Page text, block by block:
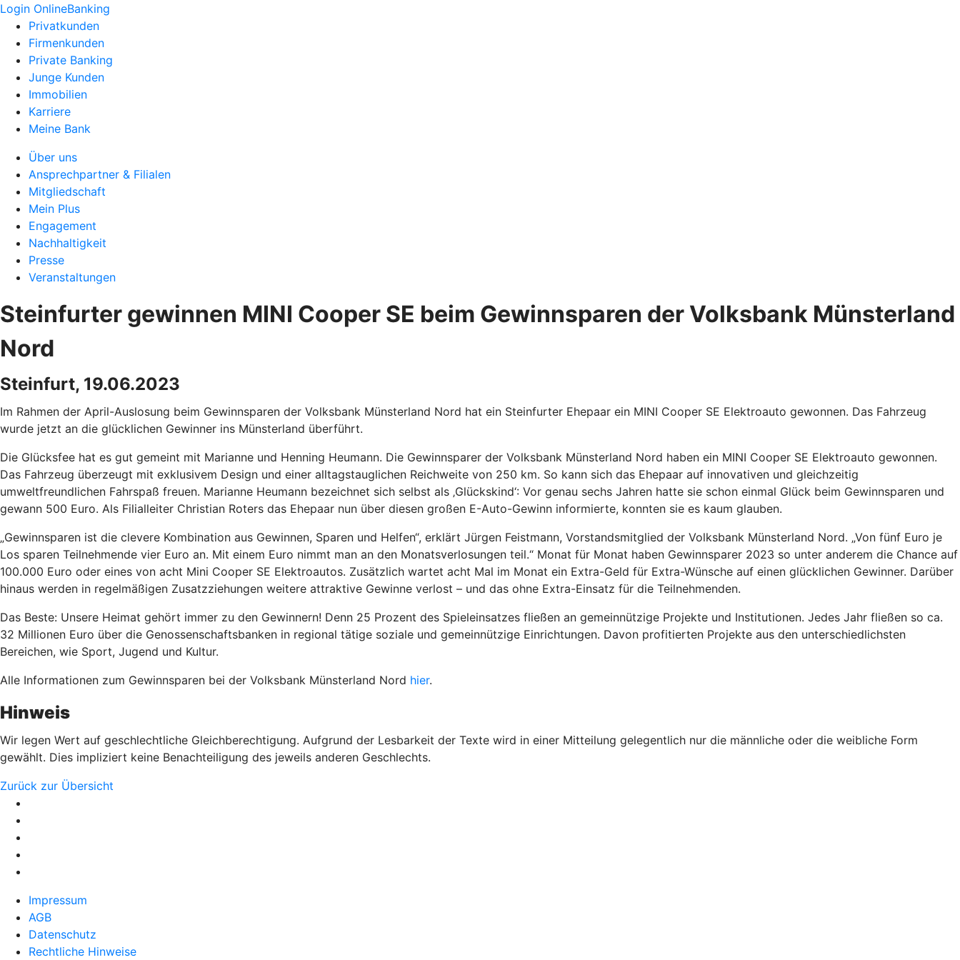
Login OnlineBanking
Privatkunden
Firmenkunden
Private Banking
Junge Kunden
Immobilien
Karriere
Meine Bank
Über uns
Ansprechpartner & Filialen
Mitgliedschaft
Mein Plus
Engagement
Nachhaltigkeit
Presse
Veranstaltungen
Steinfurter gewinnen MINI Cooper SE beim Gewinnsparen der Volksbank Münsterland
Nord
Steinfurt, 19.06.2023
Im Rahmen der April-Auslosung beim Gewinnsparen der Volksbank Münsterland Nord hat ein Steinfurter Ehepaar ein MINI Cooper SE Elektroauto gewonnen. Das Fahrzeug
wurde jetzt an die glücklichen Gewinner ins Münsterland überführt.
Die Glücksfee hat es gut gemeint mit Marianne und Henning Heumann. Die Gewinnsparer der Volksbank Münsterland Nord haben ein MINI Cooper SE Elektroauto gewonnen.
Das Fahrzeug überzeugt mit exklusivem Design und einer alltagstauglichen Reichweite von 250 km. So kann sich das Ehepaar auf innovativen und gleichzeitig
umweltfreundlichen Fahrspaß freuen. Marianne Heumann bezeichnet sich selbst als ‚Glückskind‘: Vor genau sechs Jahren hatte sie schon einmal Glück beim Gewinnsparen und
gewann 500 Euro. Als Filialleiter Christian Roters das Ehepaar nun über diesen großen E-Auto-Gewinn informierte, konnten sie es kaum glauben.
„Gewinnsparen ist die clevere Kombination aus Gewinnen, Sparen und Helfen“, erklärt Jürgen Feistmann, Vorstandsmitglied der Volksbank Münsterland Nord. „Von fünf Euro je
Los sparen Teilnehmende vier Euro an. Mit einem Euro nimmt man an den Monatsverlosungen teil.“ Monat für Monat haben Gewinnsparer 2023 so unter anderem die Chance auf
100.000 Euro oder eines von acht Mini Cooper SE Elektroautos. Zusätzlich wartet acht Mal im Monat ein Extra-Geld für Extra-Wünsche auf einen glücklichen Gewinner. Darüber
hinaus werden in regelmäßigen Zusatzziehungen weitere attraktive Gewinne verlost – und das ohne Extra-Einsatz für die Teilnehmenden.
Das Beste: Unsere Heimat gehört immer zu den Gewinnern! Denn 25 Prozent des Spieleinsatzes fließen an gemeinnützige Projekte und Institutionen. Jedes Jahr fließen so ca.
32 Millionen Euro über die Genossenschaftsbanken in regional tätige soziale und gemeinnützige Einrichtungen. Davon profitierten Projekte aus den unterschiedlichsten
Bereichen, wie Sport, Jugend und Kultur.
Alle Informationen zum Gewinnsparen bei der Volksbank Münsterland Nord hier.
Hinweis
Wir legen Wert auf geschlechtliche Gleichberechtigung. Aufgrund der Lesbarkeit der Texte wird in einer Mitteilung gelegentlich nur die männliche oder die weibliche Form
gewählt. Dies impliziert keine Benachteiligung des jeweils anderen Geschlechts.
Zurück zur Übersicht
Impressum
AGB
Datenschutz
Rechtliche Hinweise